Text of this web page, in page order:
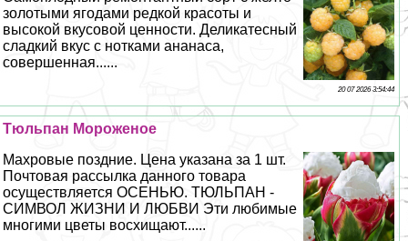
золотыми ягодами редкой красоты и
высокой вкусовой ценности. Деликатесный
сладкий вкус с нотками ананаса,
совершенная......
20 07 2026 3:54:44
Тюльпан Мороженое
Махровые поздние. Цена указана за 1 шт.
Почтовая рассылка данного товара
осуществляется ОСЕНЬЮ. ТЮЛЬПАН -
СИМВОЛ ЖИЗНИ И ЛЮБВИ Эти любимые
многими цветы восхищают......